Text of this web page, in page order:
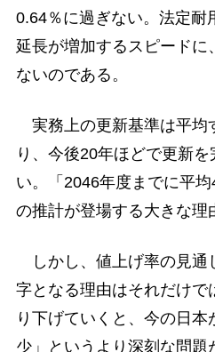
0.64％に過ぎない。法定耐
延長が増加するスピードに
ないのである。
実務上の更新基準は平均
り、今後20年ほどで更新
い。「2046年度までに平
の推計が登場する大きな理
しかし、値上げ率の見通
字となる理由はそれだけで
り下げていくと、今の日
少」というより深刻な問題